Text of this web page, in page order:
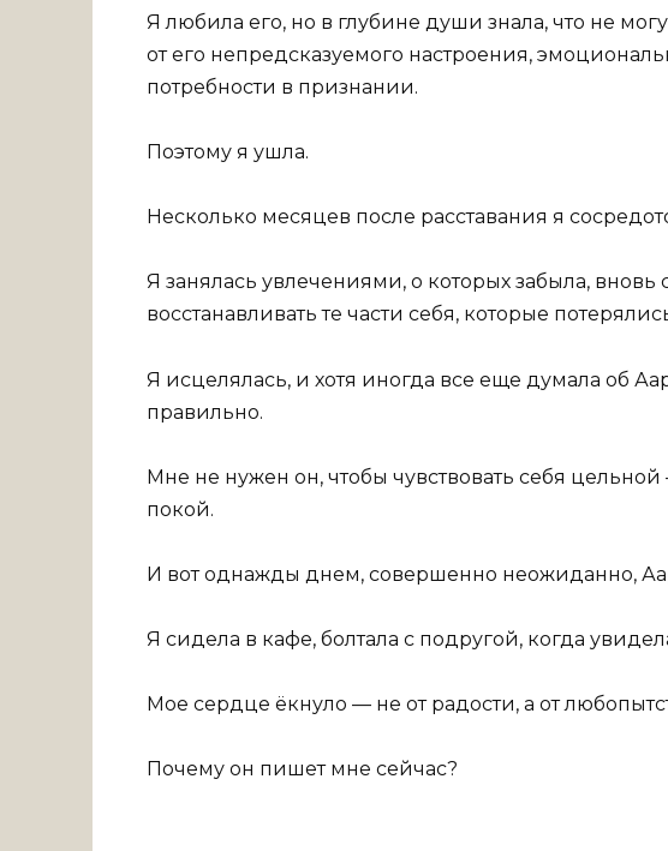
Я любила его, но в глубине души знала, что не
от его непредсказуемого настроения,
потребности в признании.
Поэтому я ушла.
Несколько месяцев после расставания я
Я занялась увлечениями, о которых забыла, вновь
восстанавливать те части себя, которые
Я исцелялась, и хотя иногда все еще думала об
правильно.
Мне не нужен он, чтобы чувствовать себя
покой.
И вот однажды днем, совершенно неожиданно,
Я сидела в кафе, болтала с подругой, когда
Мое сердце ёкнуло — не от радости, а от
Почему он пишет мне сейчас?